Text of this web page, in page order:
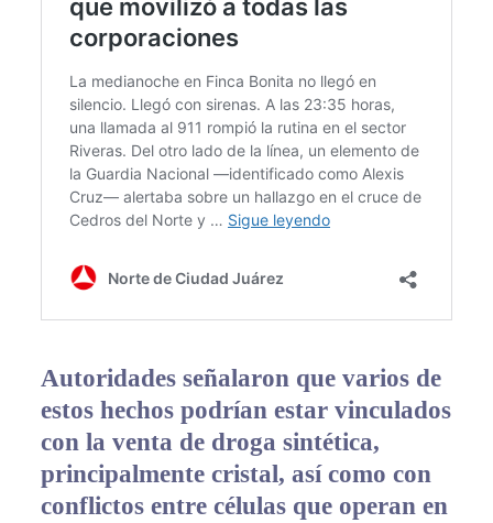
Autoridades señalaron que varios de
estos hechos podrían estar vinculados
con la venta de droga sintética,
principalmente cristal, así como con
conflictos entre células que operan en